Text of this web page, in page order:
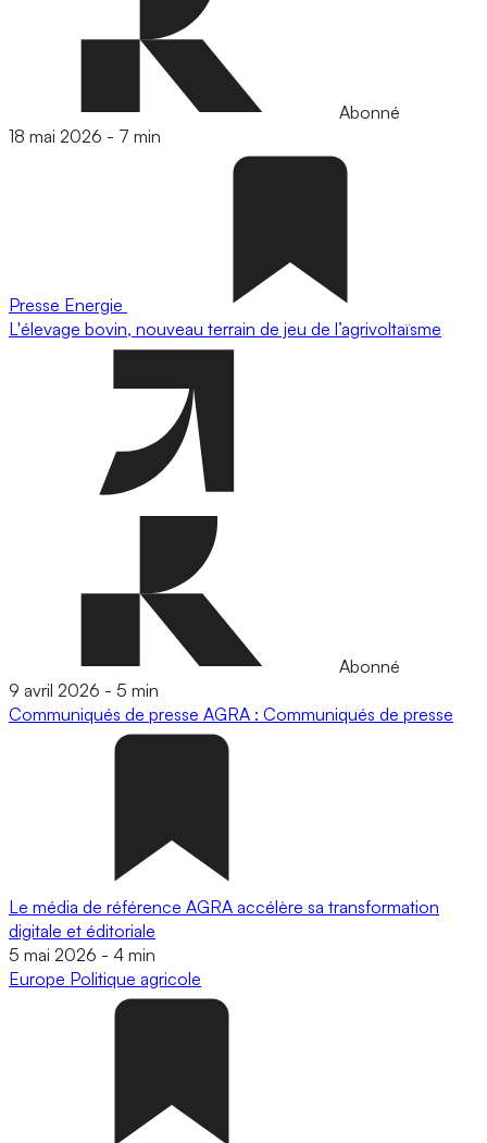
Abonné
18 mai 2026 - 7 min
Presse Energie
L'élevage bovin, nouveau terrain de jeu de l’agrivoltaïsme
Abonné
9 avril 2026 - 5 min
Communiqués de presse AGRA : Communiqués de presse
Le média de référence AGRA accélère sa transformation
digitale et éditoriale
5 mai 2026 - 4 min
Europe Politique agricole